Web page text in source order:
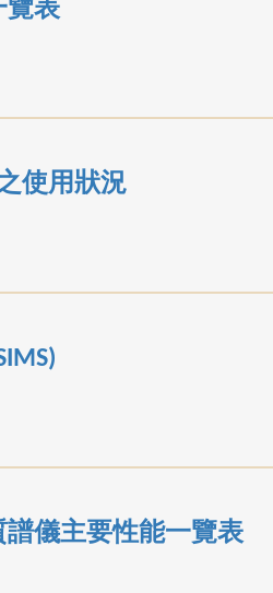
覽表
使用狀況
儀主要性能一覽表